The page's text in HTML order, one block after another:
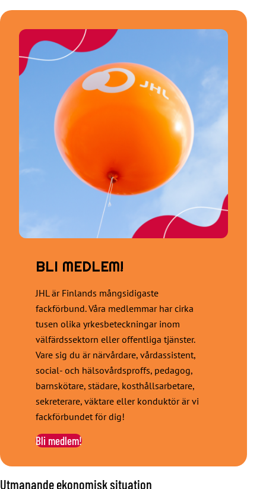
BLI MEDLEM!
JHL är Finlands mångsidigaste
fackförbund. Våra medlemmar har cirka
tusen olika yrkesbeteckningar inom
välfärdssektorn eller offentliga tjänster.
Vare sig du är närvårdare, vårdassistent,
social- och hälsovårdsproffs, pedagog,
barnskötare, städare, kosthållsarbetare,
sekreterare, väktare eller konduktör är vi
fackförbundet för dig!
Bli medlem!
Utmanande ekonomisk situation